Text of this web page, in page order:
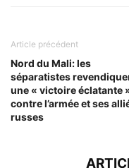
Article précédent
Nord du Mali: les
séparatistes
une « victoire éclatante
contre l’armée et ses
russes